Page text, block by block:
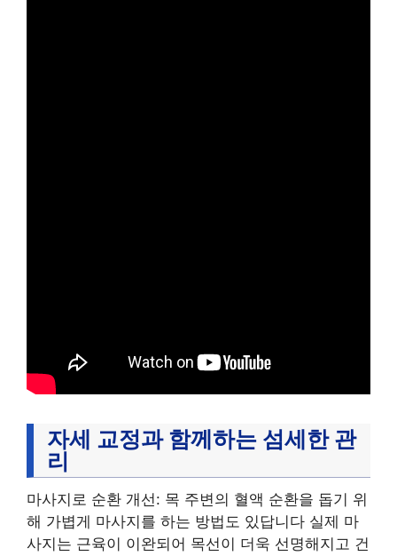
자세 교정과 함께하는 섬세한 관
리
마사지로 순환 개선: 목 주변의 혈액 순환을 돕기 위
해 가볍게 마사지를 하는 방법도 있답니다 실제 마
사지는 근육이 이완되어 목선이 더욱 선명해지고 건